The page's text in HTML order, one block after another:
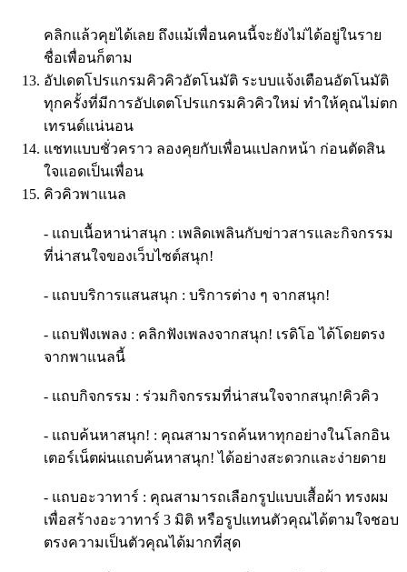
คลิกแล้วคุยได้เลย ถึงแม้เพื่อนคนนี้จะยังไม่ได้อยู่ในราย
ชื่อเพื่อนก็ตาม
อัปเดตโปรแกรมคิวคิวอัตโนมัติ ระบบแจ้งเตือนอัตโนมัติ
ทุกครั้งที่มีการอัปเดตโปรแกรมคิวคิวใหม่ ทำให้คุณไม่ตก
เทรนด์แน่นอน
แชทแบบชั่วคราว ลองคุยกับเพื่อนแปลกหน้า ก่อนตัดสิน
ใจแอดเป็นเพื่อน
คิวคิวพาแนล
- แถบเนื้อหาน่าสนุก : เพลิดเพลินกับข่าวสารและกิจกรรม
ที่น่าสนใจของเว็บไซต์สนุก!
- แถบบริการแสนสนุก : บริการต่าง ๆ จากสนุก!
- แถบฟังเพลง : คลิกฟังเพลงจากสนุก! เรดิโอ ได้โดยตรง
จากพาแนลนี้
- แถบกิจกรรม : ร่วมกิจกรรมที่น่าสนใจจากสนุก!คิวคิว
- แถบค้นหาสนุก! : คุณสามารถค้นหาทุกอย่างในโลกอิน
เตอร์เน็ตผ่นแถบค้นหาสนุก! ได้อย่างสะดวกและง่ายดาย
- แถบอะวาทาร์ : คุณสามารถเลือกรูปแบบเสื้อผ้า ทรงผม
เพื่อสร้างอะวาทาร์ 3 มิติ หรือรูปแทนตัวคุณได้ตามใจชอบ
ตรงความเป็นตัวคุณได้มากที่สุด